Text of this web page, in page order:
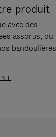
produit
avec des
assortis, ou
bandoulières